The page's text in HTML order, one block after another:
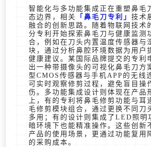
智能化与多功能集成正在重塑鼻毛
态边界，相关
鼻毛刀专利
技术
融合的创新思路。随着物联网技术
分专利开始探索鼻毛刀与健康监测
合，例如在刀头内置温度传感器与
块，通过分析鼻腔环境数据为用户
健康建议。某国际品牌提交的专利
出一种带摄像头的可视化鼻毛刀方
型CMOS传感器与手机APP的无线
可实时观察修剪过程，避免盲目操
伤。多功能集成设计则体现在产品
上，有的专利将鼻毛修剪功能与耳
毛修剪模块组合，通过更换不同刀
多用；有的设计则集成了LED照明
暗环境下也能精准操作。这些创新
产品的使用场景，更通过功能复用
的采购成本。